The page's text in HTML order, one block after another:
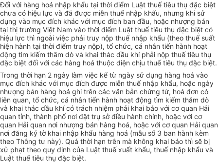
Đối với hàng hoá nhập khẩu tại thời điểm Luật thuế tiêu thụ đặc biệt
chưa có hiệu lực và đã được miễn thuế nhập khẩu, nhưng khi sử
dụng vào mục đích khác với mục đích ban đầu, hoặc nhượng bán
tại thị trường Việt Nam vào thời điểm Luật thuế tiêu thụ đặc biệt có
hiệu lực thì ngoài việc phải truy nộp thuế nhập khẩu (theo thuế suất
hiện hành tại thời điểm truy nộp), tổ chức, cá nhân tiến hành hoạt
động tìm kiếm thăm dò và khai thác dầu khí phải nộp thuế tiêu thụ
đặc biệt đối với các hàng hoá thuộc diện chịu thuế tiêu thụ đặc biệt.
Trong thời hạn 2 ngày làm việc kể từ ngày sử dụng hàng hoá vào
mục đích khác với mục đích được miễn thuế nhập khẩu, hoặc ngày
nhượng bán hàng hoá ghi trên các văn bản chứng từ, hoá đơn có
liên quan, tổ chức, cá nhân tiến hành hoạt động tìm kiếm thăm dò
và khai thác dầu khí có trách nhiệm phải khai báo với cơ quan Hải
quan tỉnh, thành phố nơi đặt trụ sở điều hành chính, hoặc với cơ
quan Hải quan nơi nhượng bán hàng hoá, hoặc với cơ quan Hải quan
nơi đăng ký tờ khai nhập khẩu hàng hoá (mẫu số 3 ban hành kèm
theo Thông tư này). Quá thời hạn trên mà không khai báo thì sẽ bị
xử phạt theo quy định của Luật thuế xuất khẩu, thuế nhập khẩu và
Luật thuế tiêu thụ đặc biệt.